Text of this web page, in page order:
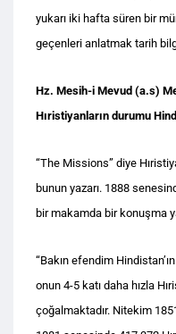
yukarı iki hafta süren bir
geçenleri anlatmak tarih
Hz. Mesih-i Mevud (a.s)
Hıristiyanların durumu
“The Missions” diye
bunun yazarı. 1888
bir makamda bir konuşma
“Bakın efendim
onun 4-5 katı daha hızla
çoğalmaktadır. Nitekim